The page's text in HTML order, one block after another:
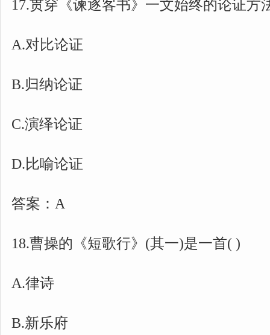
17.贯穿《谏逐客书》一文始终的论证方
A.对比论证
B.归纳论证
C.演绎论证
D.比喻论证
答案：A
18.曹操的《短歌行》(其一)是一首( )
A.律诗
B.新乐府